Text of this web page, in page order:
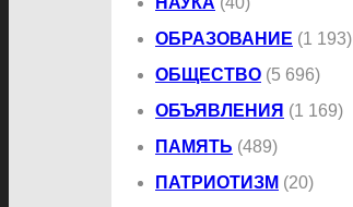
ОБРАЗОВАНИЕ (1 193)
ОБЩЕСТВО (5 696)
ОБЪЯВЛЕНИЯ (1 169)
ПАМЯТЬ (489)
ПАТРИОТИЗМ (20)